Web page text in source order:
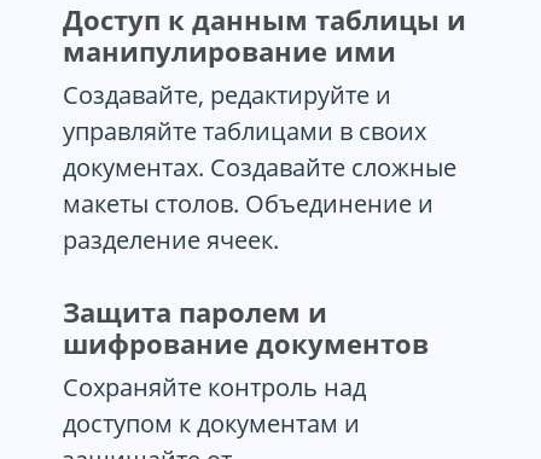
Доступ к данным таблицы и
манипулирование ими
Создавайте, редактируйте и
управляйте таблицами в своих
документах. Создавайте сложные
макеты столов. Объединение и
разделение ячеек.
Защита паролем и
шифрование документов
Сохраняйте контроль над
доступом к документам и